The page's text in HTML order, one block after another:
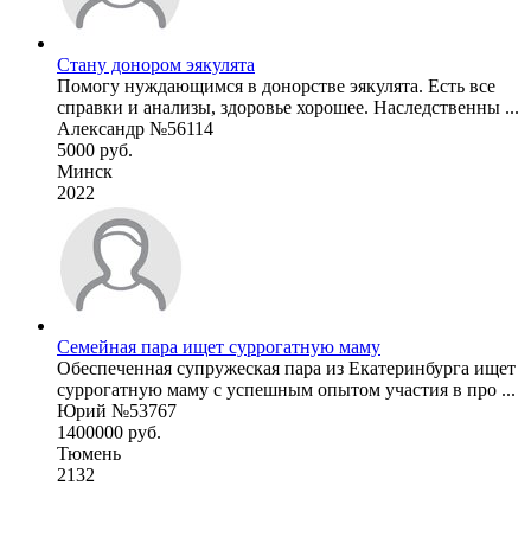
Стану донором эякулята
Помогу нуждающимся в донорстве эякулята. Есть все
справки и анализы, здоровье хорошее. Наследственны ...
Александр №56114
5000 руб.
Минск
2022
Семейная пара ищет суррогатную маму
Обеспеченная супружеская пара из Екатеринбурга ищет
суррогатную маму с успешным опытом участия в про ...
Юрий №53767
1400000 руб.
Тюмень
2132